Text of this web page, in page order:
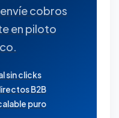
cobros
en piloto
sin clicks
B2B
puro